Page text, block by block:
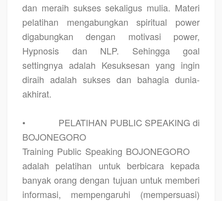
dan meraih sukses sekaligus mulia. Materi
pelatihan mengabungkan spiritual power
digabungkan dengan motivasi power,
Hypnosis dan NLP. Sehingga goal
settingnya adalah Kesuksesan yang ingin
diraih adalah sukses dan bahagia dunia-
akhirat.
•
PELATIHAN PUBLIC SPEAKING di
BOJONEGORO
Training Public Speaking BOJONEGORO
adalah pelatihan untuk berbicara kepada
banyak orang dengan tujuan untuk memberi
informasi, mempengaruhi (mempersuasi)